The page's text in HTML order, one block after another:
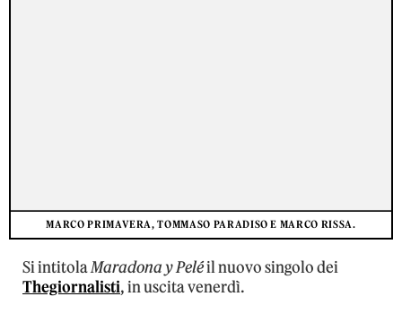
MARCO PRIMAVERA, TOMMASO PARADISO E MARCO RISSA.
Si intitolaMaradona y Peléil nuovo singolo dei
Thegiornalisti, in uscita venerdì.